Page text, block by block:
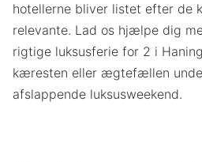
hotellerne bliver listet efter de
relevante. Lad os hjælpe dig
rigtige luksusferie for 2 i
kæresten eller ægtefællen
afslappende luksusweekend.